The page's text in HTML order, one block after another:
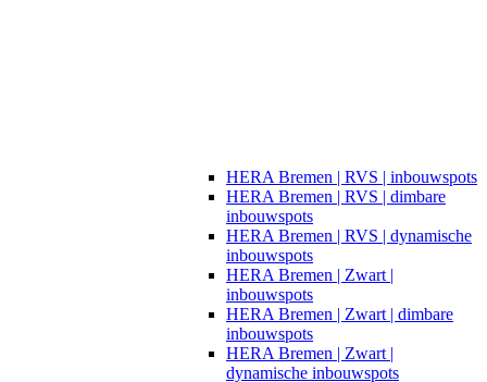
HERA Bremen | RVS | inbouwspots
HERA Bremen | RVS | dimbare
inbouwspots
HERA Bremen | RVS | dynamische
inbouwspots
HERA Bremen | Zwart |
inbouwspots
HERA Bremen | Zwart | dimbare
inbouwspots
HERA Bremen | Zwart |
dynamische inbouwspots